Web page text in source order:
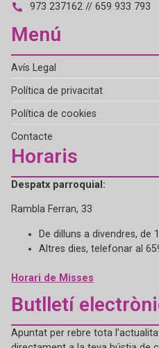
973 237162 // 659 933 793
Menú
Avís Legal
Política de privacitat
Política de cookies
Contacte
Horaris
Despatx parroquial:
Rambla Ferran, 33
De dilluns a divendres, de
Altres dies, telefonar al
Horari de Misses
Butlletí
Apuntat per rebre tota